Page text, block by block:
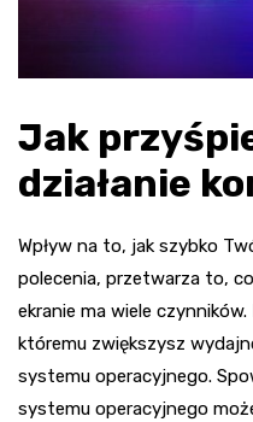
Jak
działanie
Wpływ na to, jak szybko
polecenia, przetwarza to,
ekranie ma wiele
któremu zwiększysz
systemu operacyjnego.
systemu operacyjnego